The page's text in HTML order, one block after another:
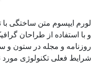
لورم ایپسوم متن ساختگی
و با استفاده از طراحان
روزنامه و مجله در ستون و
شرایط فعلی تکنولوژی مورد